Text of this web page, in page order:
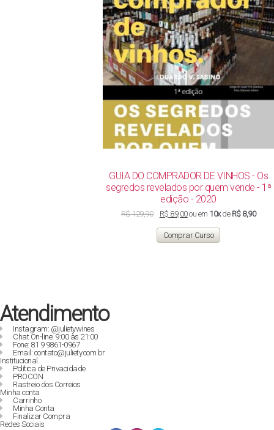
GUIA DO COMPRADOR DE VINHOS - Os
segredos revelados por quem vende - 1ª
edição - 2020
R$129,90
original
era:
R$ 129,90.
R$ 89,00O
atual
é:
R$ 89,00.
ou em 10xde R$ 8,90
Comprar Curso
Atendimento
Instagram: @julietywines
Chat On-line: 9:00 às 21:00
Fone: 81 9 9861-0967
Email: contato@juliety.com.br
Institucional
Política de Privacidade
PROCON
Rastreio dos Correios
Minha conta
Carrinho
Minha Conta
Finalizar Compra
Redes Sociais